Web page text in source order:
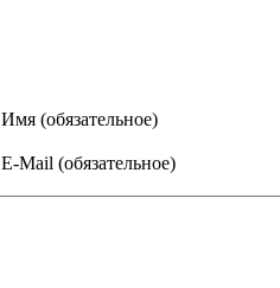
Имя (обязательное)
E-Mail (обязательное)